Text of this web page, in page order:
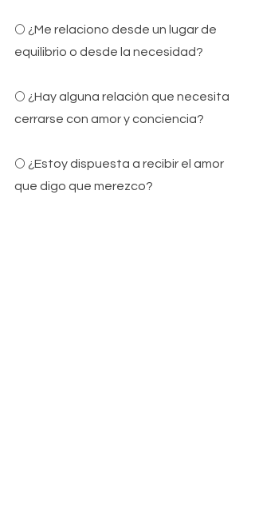
🌕 ¿Me relaciono desde un lugar de
equilibrio o desde la necesidad?
🌕 ¿Hay alguna relación que necesita
cerrarse con amor y conciencia?
🌕 ¿Estoy dispuesta a recibir el amor
que digo que merezco?